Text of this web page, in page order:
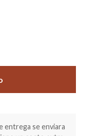
entrega se enviara